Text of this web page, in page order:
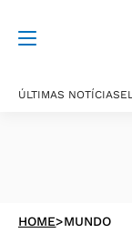
ÚLTIMAS NOTÍCIAS
HOME>MUNDO